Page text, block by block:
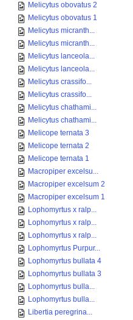
Melicytus obovatus 2
Melicytus obovatus 1
Melicytus micranth...
Melicytus micranth...
Melicytus lanceola...
Melicytus lanceola...
Melicytus crassifo...
Melicytus crassifo...
Melicytus chathami...
Melicytus chathami...
Melicope ternata 3
Melicope ternata 2
Melicope ternata 1
Macropiper excelsu...
Macropiper excelsum 2
Macropiper excelsum 1
Lophomyrtus x ralp...
Lophomyrtus x ralp...
Lophomyrtus x ralp...
Lophomyrtus Purpur...
Lophomyrtus bullata 4
Lophomyrtus bullata 3
Lophomyrtus bulla...
Lophomyrtus bulla...
Libertia peregrina...